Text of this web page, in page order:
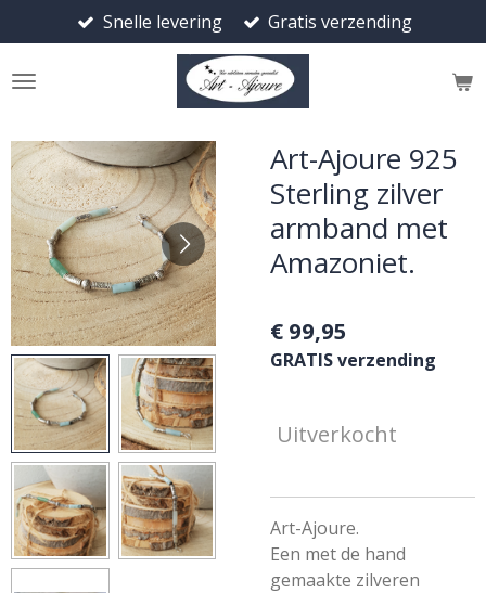
direct
naar
Snelle levering Gratis verzending
Art-Ajoure 925
Sterling zilver
armband met
Amazoniet.
€ 99,95
GRATIS verzending
Uitverkocht
Art-Ajoure.
Een met de hand
gemaakte zilveren